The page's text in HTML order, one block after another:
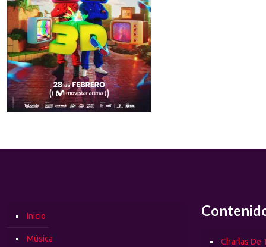
Inicio
Música Charlas De